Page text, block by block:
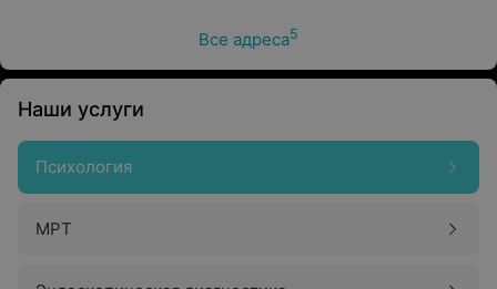
Все адреса5
Наши услуги
Психология
МРТ